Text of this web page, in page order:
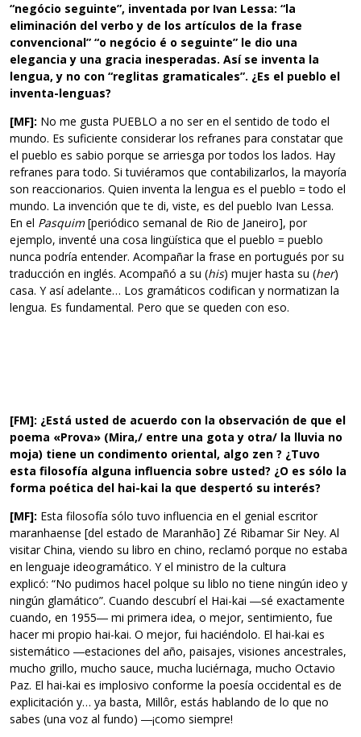
“negócio seguinte”, inventada por Ivan Lessa: “la
eliminación del verbo y de los artículos de la frase
convencional” “o negócio é o seguinte” le dio una
elegancia y una gracia inesperadas. Así se inventa la
lengua, y no con “reglitas gramaticales”. ¿Es el pueblo el
inventa-lenguas?
[MF]: No me gusta PUEBLO a no ser en el sentido de todo el
mundo. Es suficiente considerar los refranes para constatar que
el pueblo es sabio porque se arriesga por todos los lados. Hay
refranes para todo. Si tuviéramos que contabilizarlos, la mayoría
son reaccionarios. Quien inventa la lengua es el pueblo = todo el
mundo. La invención que te di, viste, es del pueblo Ivan Lessa.
En el Pasquim[periódico semanal de Rio de Janeiro], por
ejemplo, inventé una cosa lingüística que el pueblo = pueblo
nunca podría entender. Acompañar la frase en portugués por su
traducción en inglés. Acompañó a su (his) mujer hasta su (her)
casa. Y así adelante… Los gramáticos codifican y normatizan la
lengua. Es fundamental. Pero que se queden con eso.
[FM]: ¿Está usted de acuerdo con la observación de que el
poema «Prova» (Mira,/ entre una gota y otra/ la lluvia no
moja) tiene un condimento oriental, algo zen ? ¿Tuvo
esta filosofía alguna influencia sobre usted? ¿O es sólo la
forma poética del hai-kai la que despertó su interés?
[MF]: Esta filosofía sólo tuvo influencia en el genial escritor
maranhaense [del estado de Maranhão] Zé Ribamar Sir Ney. Al
visitar China, viendo su libro en chino, reclamó porque no estaba
en lenguaje ideogramático. Y el ministro de la cultura
explicó: “No pudimos hacel polque su liblo no tiene ningún ideo y
ningún glamático”. Cuando descubrí el Hai-kai ―sé exactamente
cuando, en 1955― mi primera idea, o mejor, sentimiento, fue
hacer mi propio hai-kai. O mejor, fui haciéndolo. El hai-kai es
sistemático ―estaciones del año, paisajes, visiones ancestrales,
mucho grillo, mucho sauce, mucha luciérnaga, mucho Octavio
Paz. El hai-kai es implosivo conforme la poesía occidental es de
explicitación y… ya basta, Millôr, estás hablando de lo que no
sabes (una voz al fundo) ―¡como siempre!